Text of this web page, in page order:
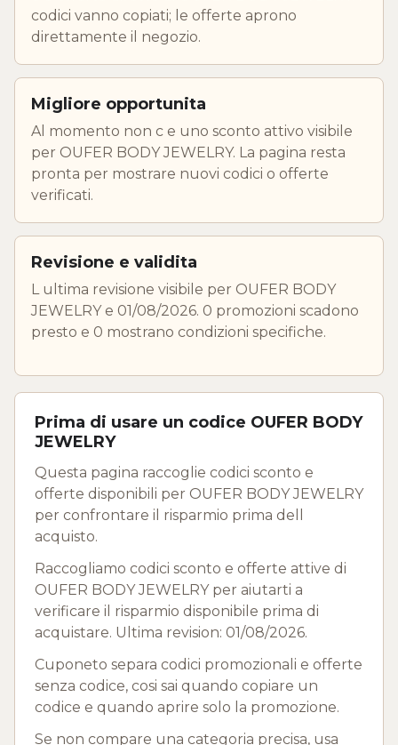
codici vanno copiati; le offerte aprono
direttamente il negozio.
Migliore opportunita
Al momento non c e uno sconto attivo visibile
per OUFER BODY JEWELRY. La pagina resta
pronta per mostrare nuovi codici o offerte
verificati.
Revisione e validita
L ultima revisione visibile per OUFER BODY
JEWELRY e 01/08/2026. 0 promozioni scadono
presto e 0 mostrano condizioni specifiche.
Prima di usare un codice OUFER BODY
JEWELRY
Questa pagina raccoglie codici sconto e
offerte disponibili per OUFER BODY JEWELRY
per confrontare il risparmio prima dell
acquisto.
Raccogliamo codici sconto e offerte attive di
OUFER BODY JEWELRY per aiutarti a
verificare il risparmio disponibile prima di
acquistare. Ultima revision: 01/08/2026.
Cuponeto separa codici promozionali e offerte
senza codice, cosi sai quando copiare un
codice e quando aprire solo la promozione.
Se non compare una categoria precisa, usa